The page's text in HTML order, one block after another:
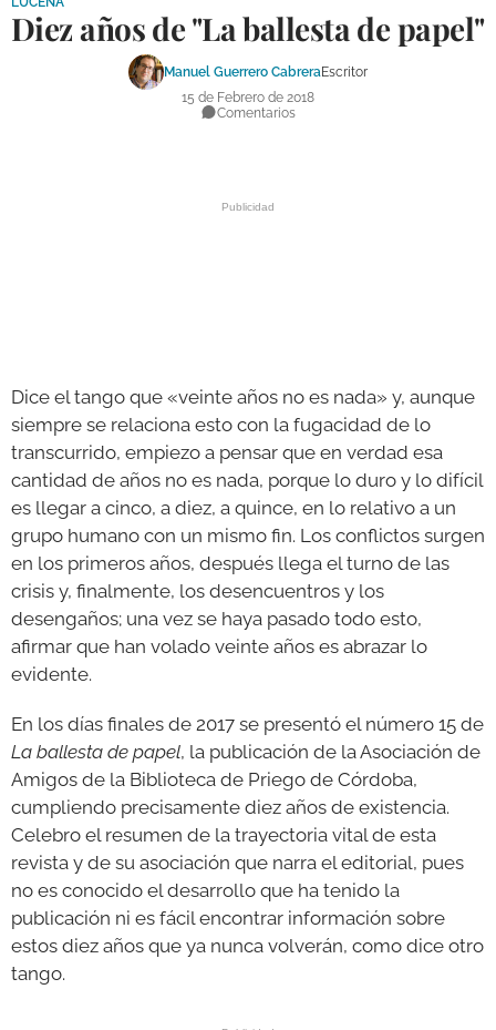
DEPORTES
COMPETICIONES
SALUD
OBRAS
NECROLÓGICAS
GALERÍAS
Diez años de "La ballesta de papel"
Manuel Guerrero CabreraEscritor
15 de Febrero de 2018
Comentarios
Dice el tango que «veinte años no es nada» y, aunque
siempre se relaciona esto con la fugacidad de lo
transcurrido, empiezo a pensar que en verdad esa
cantidad de años no es nada, porque lo duro y lo difícil
es llegar a cinco, a diez, a quince, en lo relativo a un
grupo humano con un mismo fin. Los conflictos surgen
en los primeros años, después llega el turno de las
crisis y, finalmente, los desencuentros y los
desengaños; una vez se haya pasado todo esto,
afirmar que han volado veinte años es abrazar lo
evidente.
En los días finales de 2017 se presentó el número 15 de
La ballesta de papel, la publicación de la Asociación de
Amigos de la Biblioteca de Priego de Córdoba,
cumpliendo precisamente diez años de existencia.
Celebro el resumen de la trayectoria vital de esta
revista y de su asociación que narra el editorial, pues
no es conocido el desarrollo que ha tenido la
publicación ni es fácil encontrar información sobre
estos diez años que ya nunca volverán, como dice otro
tango.